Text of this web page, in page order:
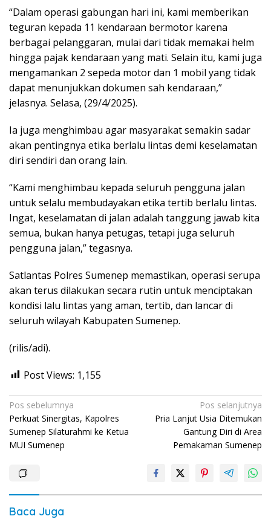
“Dalam operasi gabungan hari ini, kami memberikan
teguran kepada 11 kendaraan bermotor karena
berbagai pelanggaran, mulai dari tidak memakai helm
hingga pajak kendaraan yang mati. Selain itu, kami juga
mengamankan 2 sepeda motor dan 1 mobil yang tidak
dapat menunjukkan dokumen sah kendaraan,”
jelasnya. Selasa, (29/4/2025).
Ia juga menghimbau agar masyarakat semakin sadar
akan pentingnya etika berlalu lintas demi keselamatan
diri sendiri dan orang lain.
“Kami menghimbau kepada seluruh pengguna jalan
untuk selalu membudayakan etika tertib berlalu lintas.
Ingat, keselamatan di jalan adalah tanggung jawab kita
semua, bukan hanya petugas, tetapi juga seluruh
pengguna jalan,” tegasnya.
Satlantas Polres Sumenep memastikan, operasi serupa
akan terus dilakukan secara rutin untuk menciptakan
kondisi lalu lintas yang aman, tertib, dan lancar di
seluruh wilayah Kabupaten Sumenep.
(rilis/adi).
Post Views: 1,155
Navigasi
pos
Pos sebelumnya
Perkuat Sinergitas, Kapolres
Sumenep Silaturahmi ke Ketua
MUI Sumenep
Pos selanjutnya
Pria Lanjut Usia Ditemukan
Gantung Diri di Area
Pemakaman Sumenep
Baca Juga